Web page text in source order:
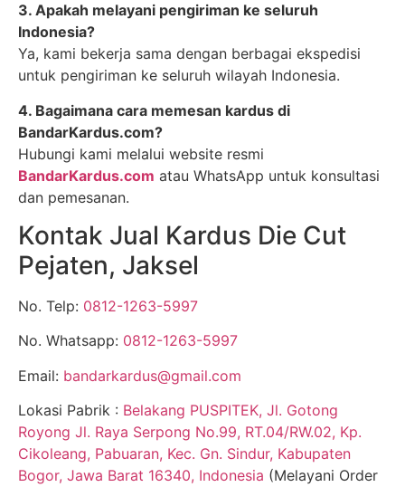
3. Apakah melayani pengiriman ke seluruh
Indonesia?
Ya, kami bekerja sama dengan berbagai ekspedisi
untuk pengiriman ke seluruh wilayah Indonesia.
4. Bagaimana cara memesan kardus di
BandarKardus.com?
Hubungi kami melalui website resmi
BandarKardus.com atau WhatsApp untuk konsultasi
dan pemesanan.
Kontak Jual Kardus Die Cut
Pejaten, Jaksel
No. Telp: 0812-1263-5997
No. Whatsapp: 0812-1263-5997
Email: bandarkardus@gmail.com
Lokasi Pabrik : Belakang PUSPITEK, Jl. Gotong
Royong Jl. Raya Serpong No.99, RT.04/RW.02, Kp.
Cikoleang, Pabuaran, Kec. Gn. Sindur, Kabupaten
Bogor, Jawa Barat 16340, Indonesia (Melayani Order